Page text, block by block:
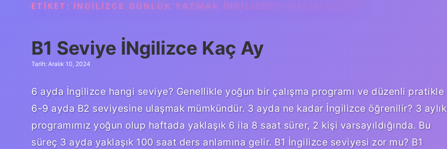
ETIKET: İNGILIZCE GÜNLÜK YAZMAK INGILIZCEYI GELIŞTIRIR MI
B1 Seviye İNgilizce Kaç Ay
Tarih: Aralık 10, 2024
6 ayda İngilizce hangi seviye? Genellikle yoğun bir çalışma programı ve düzenli pratikle
6-9 ayda B2 seviyesine ulaşmak mümkündür. 3 ayda ne kadar İngilizce öğrenilir? 3 aylık
programımız yoğun olup haftada yaklaşık 6 ila 8 saat sürer, 2 kişi varsayıldığında. Bu
süreç 3 ayda yaklaşık 100 saat ders anlamına gelir. B1 İngilizce seviyesi zor mu? B1